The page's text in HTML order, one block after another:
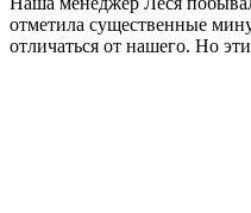
отметила существенные
отличаться от нашего. Но